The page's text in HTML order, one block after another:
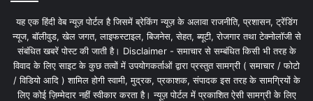
यह एक हिंदी वेब न्यूज़ पोर्टल है जिसमें ब्रेकिंग न्यूज़ के अलावा राजनीति, प्रशासन, ट्रेंडिंग
न्यूज, बॉलीवुड, खेल जगत, लाइफस्टाइल, बिजनेस, सेहत, ब्यूटी, रोजगार तथा टेक्नोलॉजी से
संबंधित खबरें पोस्ट की जाती है। Disclaimer - समाचार से सम्बंधित किसी भी तरह के
विवाद के लिए साइट के कुछ तत्वों में उपयोगकर्ताओं द्वारा प्रस्तुत सामग्री ( समाचार / फोटो
/ विडियो आदि ) शामिल होगी स्वामी, मुद्रक, प्रकाशक, संपादक इस तरह के सामग्रियों के
लिए कोई ज़िम्मेदार नहीं स्वीकार करता है। न्यूज़ पोर्टल में प्रकाशित ऐसी सामग्री के लिए